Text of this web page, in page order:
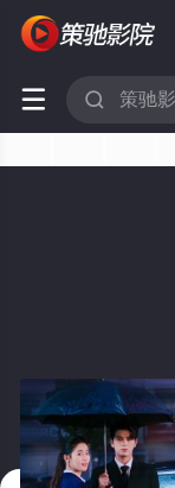
 